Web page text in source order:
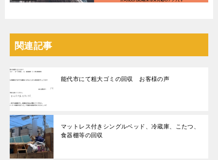
関連記事
能代市にて粗大ゴミの回収 お客様の声
マットレス付きシングルベッド、冷蔵庫、こたつ、
食器棚等の回収